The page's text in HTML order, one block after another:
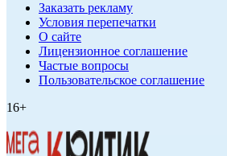
Заказать рекламу
Условия перепечатки
О сайте
Лицензионное соглашение
Частые вопросы
Пользовательское соглашение
16+